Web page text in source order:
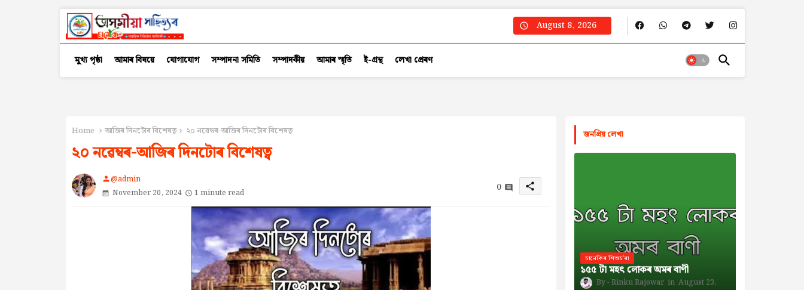
August 8, 2026
মুখ্য পৃষ্ঠা আমাৰ বিষয়ে যোগাযোগ সম্পাদনা সমিতি সম্পাদকীয় আমাৰ স্মৃতি ই-গ্ৰন্থ লেখা প্ৰেৰণ
Home আজিৰ দিনটোৰ বিশেষত্ব ২০ নৱেম্বৰ-আজিৰ দিনটোৰ বিশেষত্ব
২০ নৱেম্বৰ-আজিৰ দিনটোৰ বিশেষত্ব
person@admin
November 20, 2024
1 minute read 0 share
জনপ্রিয় লেখা
চানেকিৰ শিশুচ'ৰা
১৫৫ টা মহৎ লোকৰ অমৰ বাণী
Rinku Rajowar
August 23,